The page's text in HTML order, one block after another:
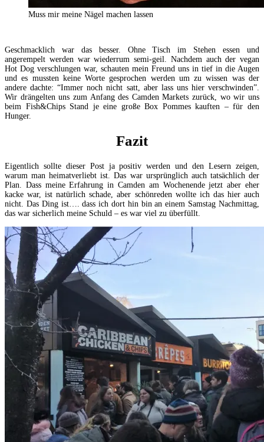
Muss mir meine Nägel machen lassen
Geschmacklich war das besser. Ohne Tisch im Stehen essen und
angerempelt werden war wiederrum semi-geil. Nachdem auch der vegan
Hot Dog verschlungen war, schauten mein Freund uns in tief in die Augen
und es mussten keine Worte gesprochen werden um zu wissen was der
andere dachte: “Immer noch nicht satt, aber lass uns hier verschwinden”.
Wir drängelten uns zum Anfang des Camden Markets zurück, wo wir uns
beim Fish&Chips Stand je eine große Box Pommes kauften – für den
Hunger.
Fazit
Eigentlich sollte dieser Post ja positiv werden und den Lesern zeigen,
warum man heimatverliebt ist. Das war ursprünglich auch tatsächlich der
Plan. Dass meine Erfahrung in Camden am Wochenende jetzt aber eher
kacke war, ist natürlich schade, aber schönreden wollte ich das hier auch
nicht. Das Ding ist…. dass ich dort hin bin an einem Samstag Nachmittag,
das war sicherlich meine Schuld – es war viel zu überfüllt.